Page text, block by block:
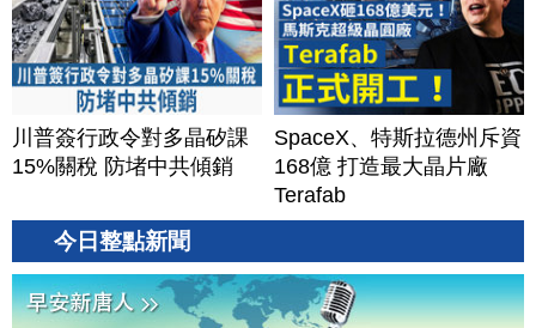
川普簽行政令對多晶矽課
15%關稅 防堵中共傾銷
SpaceX、特斯拉德州斥資
168億 打造最大晶片廠
Terafab
今日整點新聞